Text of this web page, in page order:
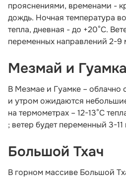
прояснениями, временами -
дождь. Ночная температура
тепла, дневная - до +20°С.
переменных направлений 2-9
Мезмай и Гуамка
В Мезмае и Гуамке – облачно
и утром ожидаются
на термометрах – 12-13°С
; ветер будет переменный 3-
Большой Тхач
В горном массиве Большой